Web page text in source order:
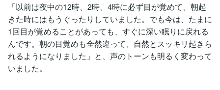
「以前は夜中の12時、2時、4時に必ず目が覚めて、朝起
きた時にはもうぐったりしていました。でも今は、たまに
1回目が覚めることがあっても、すぐに深い眠りに戻れる
んです。朝の目覚めも全然違って、自然とスッキリ起きら
れるようになりました」と、声のトーンも明るく変わって
いました。